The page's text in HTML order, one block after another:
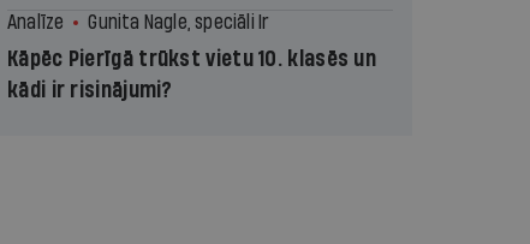
Analīze Gunita Nagle, speciāli Ir
Kāpēc Pierīgā trūkst vietu 10. klasēs un
kādi ir risinājumi?